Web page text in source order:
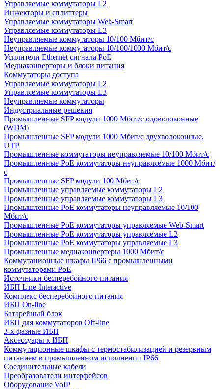
Управляемые коммутаторы L2
Инжекторы и сплиттеры
Управляемые коммутаторы Web-Smart
Управляемые коммутаторы L3
Неуправляемые коммутаторы 10/100 Мбит/с
Неуправляемые коммутаторы 10/100/1000 Мбит/с
Усилители Ethernet сигнала PoE
Медиаконверторы и блоки питания
Коммутаторы доступа
Управляемые коммутаторы L2
Управляемые коммутаторы L3
Неуправляемые коммутаторы
Индустриальные решения
Промышленные SFP модули 1000 Мбит/c одоволоконные
(WDM)
Промышленные SFP модули 1000 Мбит/c двухволоконные,
UTP
Промышленные коммутаторы неуправляемые 10/100 Мбит/с
Промышленные PoE коммутаторы неуправляемые 1000 Мбит/
с
Промышленные SFP модули 100 Мбит/c
Промышленные управляемые коммутаторы L2
Промышленные управляемые коммутаторы L3
Промышленные PoE коммутаторы неуправляемые 10/100
Мбит/с
Промышленные PoE коммутаторы управляемые Web-Smart
Промышленные PoE коммутаторы управляемые L2
Промышленные PoE коммутаторы управляемые L3
Промышленные медиаконвертеры 1000 Мбит/с
Коммутационные шкафы IP66 c промышленными
коммутаторами PoE
Источники бесперебойного питания
ИБП Line-Interactive
Комплекс бесперебойного питания
ИБП On-line
Батарейный блок
ИБП для коммутаторов Off-line
3-х фазные ИБП
Аксессуары к ИБП
Коммутационные шкафы с термостабилизацией и резервным
питанием в промышленном исполнении IP66
Соединительные кабели
Преобразователи интерфейсов
Оборудование VoIP